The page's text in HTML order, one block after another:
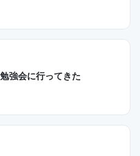
強会に行ってきた